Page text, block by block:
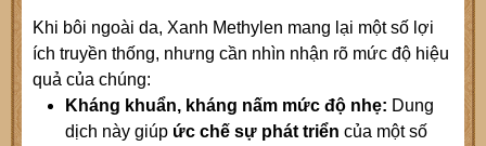
Khi bôi ngoài da, Xanh Methylen mang lại một số lợi
ích truyền thống, nhưng cần nhìn nhận rõ mức độ hiệu
quả của chúng:
Kháng khuẩn, kháng nấm mức độ nhẹ: Dung
dịch này giúp ức chế sự phát triển của một số